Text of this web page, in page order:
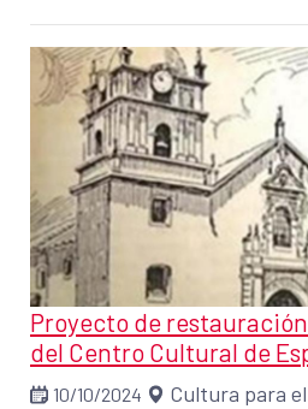
Proyecto de
del Centro Cultural de
10/10/2024 Cultura para